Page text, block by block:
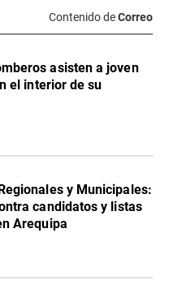
Contenido deCorreo
asisten a joven
el interior de su
y Municipales:
candidatos y listas
Arequipa